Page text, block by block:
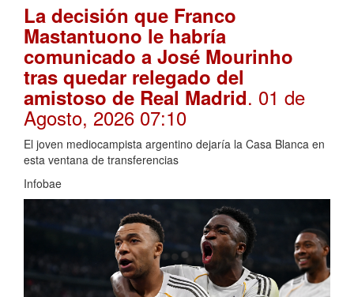
La decisión que Franco
Mastantuono le habría
comunicado a José Mourinho
tras quedar relegado del
amistoso de Real Madrid. 01 de
Agosto, 2026 07:10
El joven mediocampista argentino dejaría la Casa Blanca en
esta ventana de transferencias
Infobae